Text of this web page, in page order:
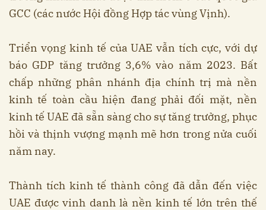
GCC (các nước Hội đồng Hợp tác vùng Vịnh).
Triển vọng kinh tế của UAE vẫn tích cực, với dự
báo GDP tăng trưởng 3,6% vào năm 2023. Bất
chấp những phân nhánh địa chính trị mà nền
kinh tế toàn cầu hiện đang phải đối mặt, nền
kinh tế UAE đã sẵn sàng cho sự tăng trưởng, phục
hồi và thịnh vượng mạnh mẽ hơn trong nửa cuối
năm nay.
Thành tích kinh tế thành công đã dẫn đến việc
UAE được vinh danh là nền kinh tế lớn trên thế